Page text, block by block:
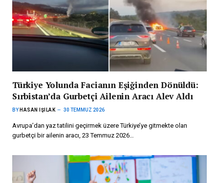
Türkiye Yolunda Facianın Eşiğinden Dönüldü:
Sırbistan’da Gurbetçi Ailenin Aracı Alev Aldı
BY HASAN IŞILAK 30 TEMMUZ 2026
Avrupa’dan yaz tatilini geçirmek üzere Türkiye’ye gitmekte olan
gurbetçi bir ailenin aracı, 23 Temmuz 2026…